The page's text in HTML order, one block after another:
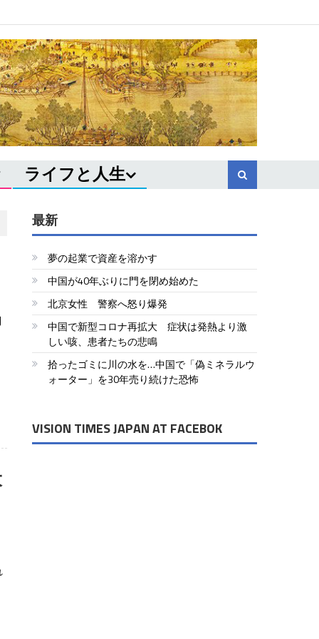
ライフと人生
最新
夢の起業で資産を溶かす
中国が40年ぶりに門を閉め始めた
北京女性 警察へ怒り爆発
中国で新型コロナ再拡大 症状は発熱より激
しい咳、患者たちの悲鳴
拾ったゴミに川の水を…中国で「偽ミネラルウ
ォーター」を30年売り続けた恐怖
VISION TIMES JAPAN AT FACEBOK